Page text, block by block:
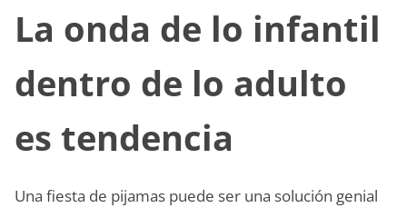
La onda de lo infantil
dentro de lo adulto
es tendencia
Una fiesta de pijamas puede ser una solución genial